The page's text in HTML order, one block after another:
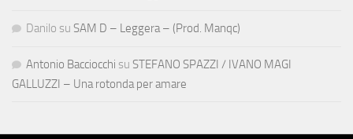
Danilo su SAM D – Leggera – (Prod. Manqc)
Antonio Bacciocchi su STEFANO SPAZZI / IVANO MAGI
GALLUZZI – Una rotonda per amare